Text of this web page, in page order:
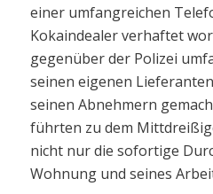
einer umfangreichen
Kokaindealer verhaftet
gegenüber der Polizei
seinen eigenen
seinen Abnehmern
führten zu dem
nicht nur die sofortige
Wohnung und seines